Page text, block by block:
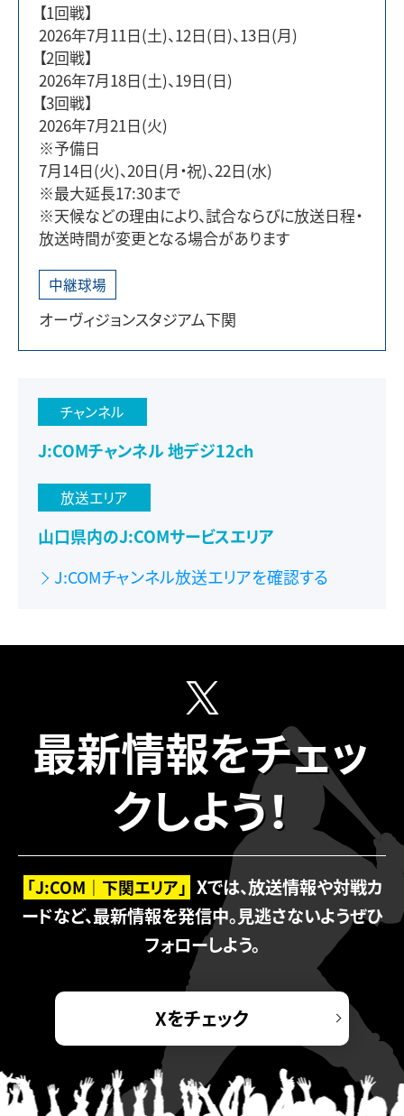
【1回戦】
2026年7月11日(土)、12日(日)、13日(月)
【2回戦】
2026年7月18日(土)、19日(日)
【3回戦】
2026年7月21日(火)
※予備日
7月14日(火)、20日(月・祝)、22日(水)
※最大延長17:30まで
※天候などの理由により、試合ならびに放送日程・
放送時間が変更となる場合があります
中継球場
オーヴィジョンスタジアム下関
チャンネル
J:COMチャンネル 地デジ12ch
放送エリア
山口県内のJ:COMサービスエリア
J:COMチャンネル放送エリアを確認する
最新情報をチェッ
クしよう！
「J:COM｜下関エリア」 Xでは、放送情報や対戦カ
ードなど、最新情報を発信中。見逃さないようぜひ
フォローしよう。
Xをチェック